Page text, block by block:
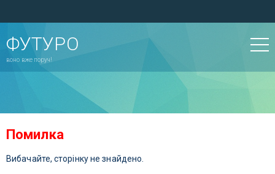
ФУТУРО
воно вже поруч!
Помилка
Вибачайте, сторінку не знайдено.